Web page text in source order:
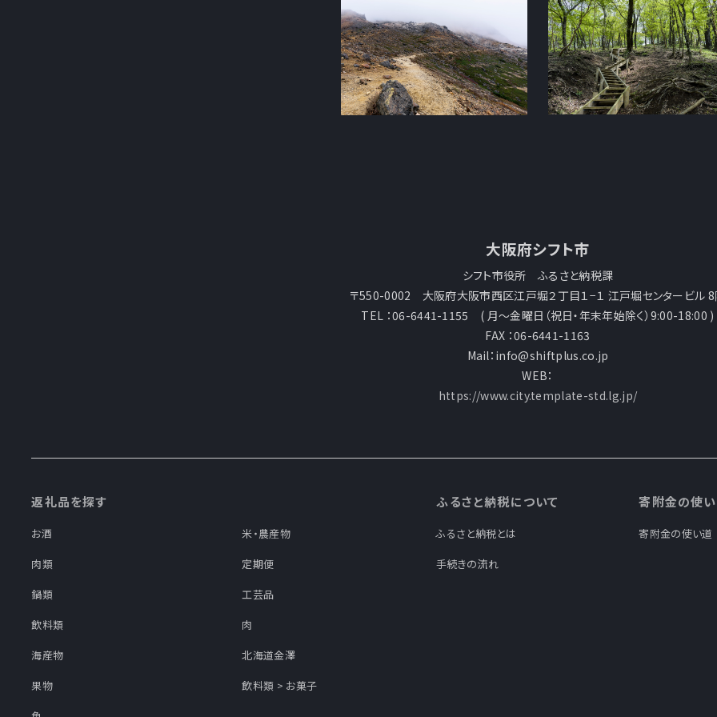
大阪府シフト市
シフト市役所 ふるさと納税課
〒550-0002 大阪府大阪市西区江戸堀２丁目１−１ 江戸堀センタービル
TEL ：06-6441-1155 ( 月～金曜日（祝日・年末年始除く）9:00-18:00 )
FAX ：06-6441-1163
Mail：info@shiftplus.co.jp
WEB：
https://www.city.template-std.lg.jp/
返礼品を探す
お酒
肉類
鍋類
飲料類
海産物
果物
米・農産物
定期便
工芸品
肉
北海道金澤
飲料類 > お菓子
ふるさと納税について
ふるさと納税とは
手続きの流れ
寄附金の使
寄附金の使い道